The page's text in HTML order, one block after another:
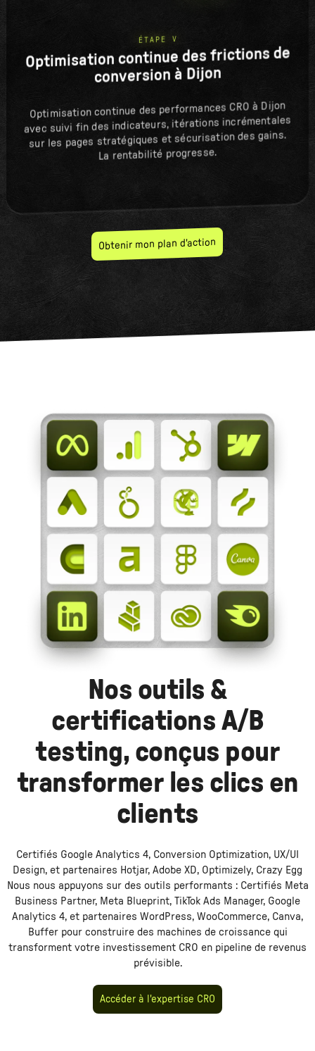
ÉTAPE V
Optimisation continue des frictions de
conversion à Dijon
Optimisation continue des performances CRO à Dijon
avec suivi fin des indicateurs, itérations incrémentales
sur les pages stratégiques et sécurisation des gains.
La rentabilité progresse.
Obtenir mon plan d'action
Nos outils &
certifications A/B
testing, conçus pour
transformer les clics en
clients
Certifiés Google Analytics 4, Conversion Optimization, UX/UI
Design, et partenaires Hotjar, Adobe XD, Optimizely, Crazy Egg
Nous nous appuyons sur des outils performants : Certifiés Meta
Business Partner, Meta Blueprint, TikTok Ads Manager, Google
Analytics 4, et partenaires WordPress, WooCommerce, Canva,
Bufferpour construire des machines de croissance qui
transforment votre investissement CRO en pipeline de revenus
prévisible.
Accéder à l'expertise CRO